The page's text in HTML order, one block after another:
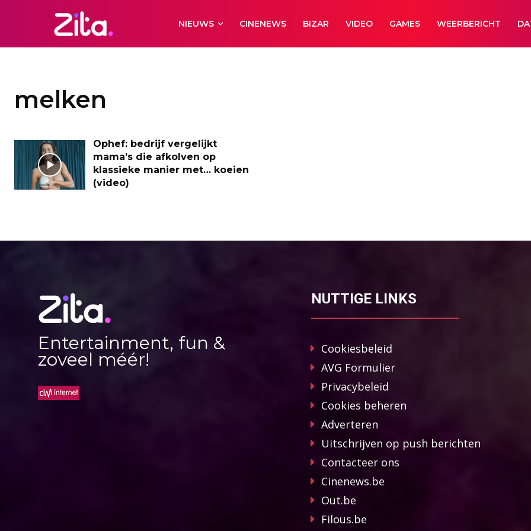
NIEUWS CINENEWS BIZAR VIDEO GAMES WEERBERICHT
melken
Ophef: bedrijf vergelijkt
mama’s die afkolven op
klassieke manier met… koeien
(video)
Entertainment, fun &
zoveel méér!
NUTTIGE LINKS
Cookiesbeleid
AVG Formulier
Privacybeleid
Cookies beheren
Adverteren
Uitschrijven op push berichten
Contacteer ons
Cinenews.be
Out.be
Filous.be